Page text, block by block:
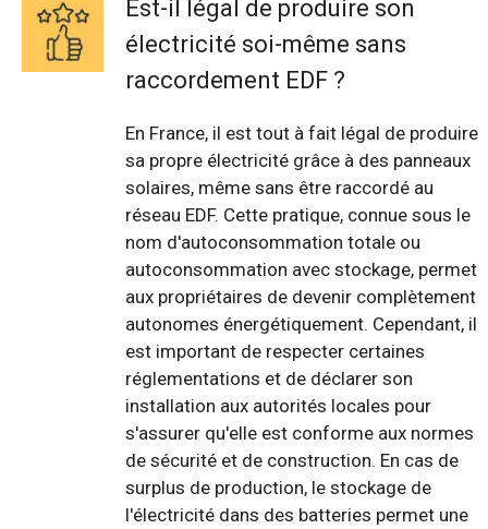
Est-il légal de produire son
électricité soi-même sans
raccordement EDF ?
En France, il est tout à fait légal de produire
sa propre électricité grâce à des panneaux
solaires, même sans être raccordé au
réseau EDF. Cette pratique, connue sous le
nom d'autoconsommation totale ou
autoconsommation avec stockage, permet
aux propriétaires de devenir complètement
autonomes énergétiquement. Cependant, il
est important de respecter certaines
réglementations et de déclarer son
installation aux autorités locales pour
s'assurer qu'elle est conforme aux normes
de sécurité et de construction. En cas de
surplus de production, le stockage de
l'électricité dans des batteries permet une